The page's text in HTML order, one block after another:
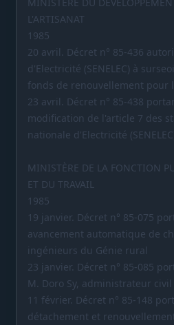
L'ARTISANAT
1985
20 avril. Décret n° 85-436
d'Electricité (SENELEC) à
fonds de renouvellement pour
23 avril. Décret n° 85-438
modification de l'article 7 des
nationale d'Electricité
MINISTÈRE DE LA FONCTION
ET DU TRAVAIL
1985
19 janvier. Décret n° 85-075
avancement automatique de
ingénieurs du Génie rural
23 janvier. Décret n° 85-085
M. Doro Sy, administrateur civil
11 février. Décret n° 85-148
détachement et